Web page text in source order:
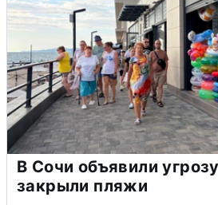
В Сочи объявили
закрыли пляжи